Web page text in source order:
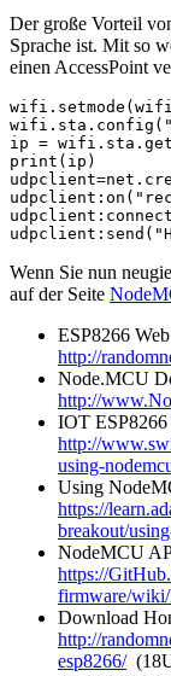
Der große Vorteil
Sprache ist. Mit so
einen AccessPoint
ip =
print(ip)
Wenn Sie nun
auf der Seite
ESP8266
http://
Node.MCU
http://
IOT
http://
using-
Using
https://
breakout/
NodeMCU
https://
firmware/
Download
http://
esp8266/